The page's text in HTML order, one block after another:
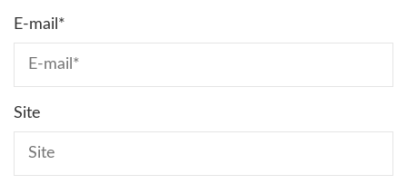
E-mail *
Site